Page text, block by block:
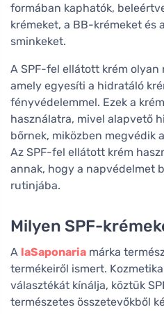
formában kaphatók,
krémeket, a BB-krémeket és
sminkeket.
A SPF-fel ellátott krém
amely egyesíti a hidratáló
fényvédelemmel. Ezek a
használatra, mivel alapvető
bőrnek, miközben megvédik
Az SPF-fel ellátott krém
annak, hogy a napvédelmet
rutinjába.
Milyen SPF-
A laSaponaria márka
termékeiről ismert.
választékát kínálja, köztük
természetes összetevőkből